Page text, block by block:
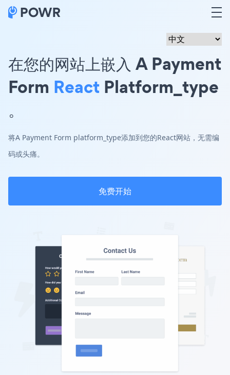
在您的网站上嵌入 A Payment
Form React Platform_type
。
将A Payment Form platform_type添加到您的React网站，无需编
码或头痛。
免费开始